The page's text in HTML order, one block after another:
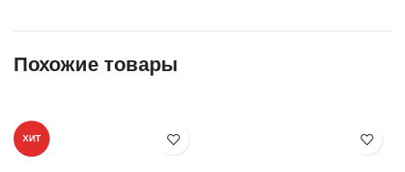
Похожие товары
ХИТ